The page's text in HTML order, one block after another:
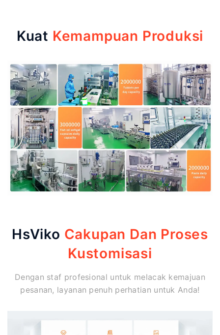
Kuat Kemampuan Produksi
HsViko Cakupan Dan Proses
Kustomisasi
Dengan staf profesional untuk melacak kemajuan
pesanan, layanan penuh perhatian untuk Anda!